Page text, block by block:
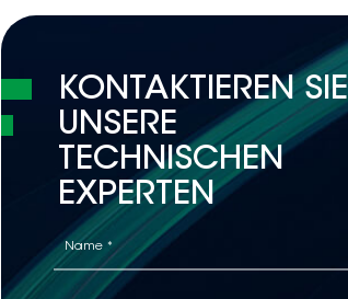
KONTAKTIEREN SIE
UNSERE
TECHNISCHEN
EXPERTEN